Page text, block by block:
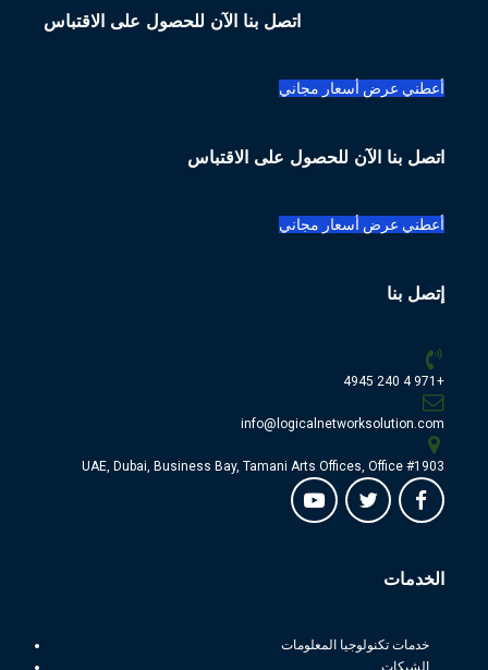
اتصل بنا الآن للحصول على الاقتباس
أعطني عرض أسعار مجاني
اتصل بنا الآن للحصول على الاقتباس
أعطني عرض أسعار مجاني
إتصل بنا
+971 4 240 4945
info@logicalnetworksolution.com
UAE, Dubai, Business Bay, Tamani Arts Offices, Office #1903
الخدمات
خدمات تكنولوجيا المعلومات